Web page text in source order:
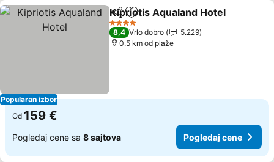
Popularan izbor
Deli Dodati u favorite
Kipriotis Aqualand Hotel
4 Zvezdice
8,4 Vrlo dobro
5.229
0.5 km od plaže
Od 159 €
Pogledaj cene sa 8 sajtova Pogledaj cene